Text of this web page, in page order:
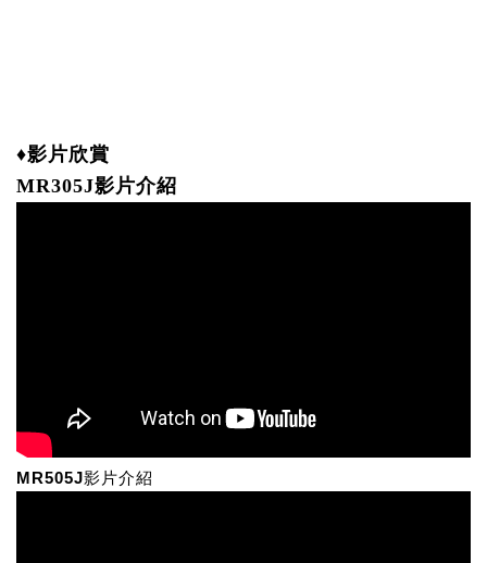
♦影片欣賞
MR305J影片介紹
MR505J影片介紹